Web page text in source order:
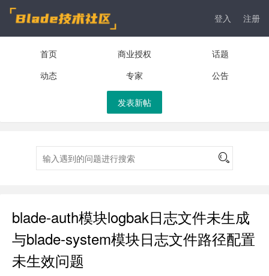
登入 注册
首页 商业授权
话题
动态
专家 公告
发表新帖
blade-auth模块logbak日志文件未生成
与blade-system模块日志文件路径配置
未生效问题